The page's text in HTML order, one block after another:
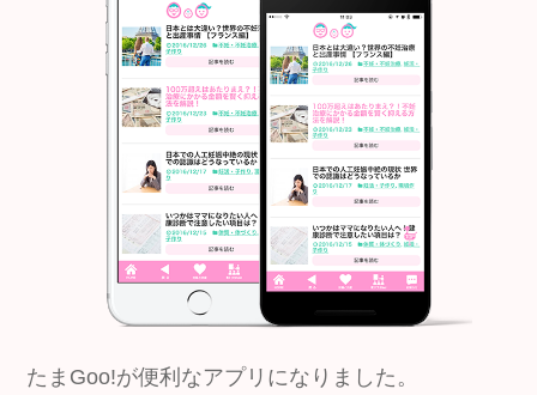
たまGoo!が便利なアプリになりました。